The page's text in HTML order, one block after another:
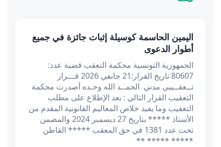
اليمين الحاسمة كوسيلة إثبات جائزة في جميع
أطوار الدعوى
الجمهورية التونسية محكمة التعقب قضية عدد:
80607 تاريخ القرار:21 جانفي 2026 قـــرار
تــعقــيبي مدني الحمــد الله وحـده أصدرت محكمة
التعقيب القرار التالي : بعد الإطلاع على مطلب
التعقيب وما يفيد خلاص المعاليم القانونية المقدم من
الأستاذ ***** بتاريخ 27 ديسمبر 2024 والمضمن
تحت عدد 1381 في حق المعقب ***** القاطن
***** ***** **